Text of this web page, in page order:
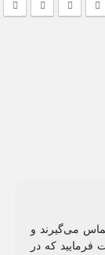
می‌گیرند و
که در